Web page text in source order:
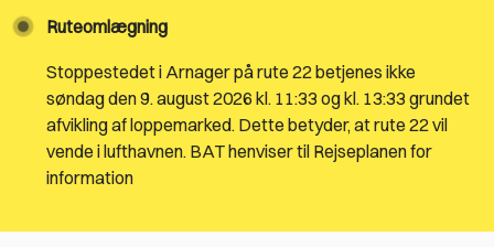
Ruteomlægning
Stoppestedet i Arnager på rute 22 betjenes ikke
søndag den 9. august 2026 kl. 11:33 og kl. 13:33 grundet
afvikling af loppemarked. Dette betyder, at rute 22 vil
vende i lufthavnen. BAT henviser til Rejseplanen for
information